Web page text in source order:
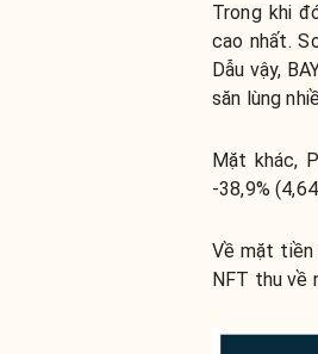
Trong khi
cao nhất.
Dẫu vậy,
săn lùng
Mặt khác,
-38,9%
Về mặt tiền
NFT thu về